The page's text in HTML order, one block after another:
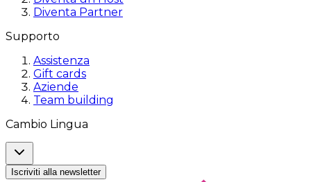
Diventa Partner
Supporto
Assistenza
Gift cards
Aziende
Team building
Cambio Lingua
Iscriviti alla newsletter